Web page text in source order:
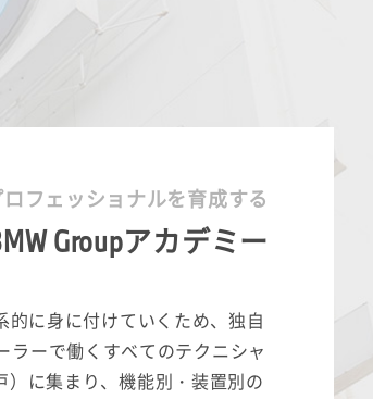
フェッショナルを育成する
Groupアカデミー
的に身に付けていくため、独自
ラーで働くすべてのテクニシャ
）に集まり、機能別・装置別の